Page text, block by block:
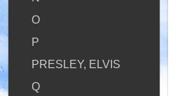
O
P
PRESLEY, ELVIS
Q